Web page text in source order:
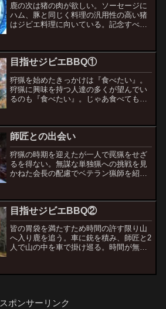
鹿の次は猪の肉が欲しい。ソーセージに
ハム、豚と同じく料理の汎用性の高い猪
はジビエ料理に向いている。記念すべき
目指せジビエBBQ①
狩猟を始めたきっかけは『食べたい』。
狩猟に興味を持つ人達の多くが望んでい
るのも『食べたい』。じゃあ食べてもら
師匠との出会い
狩猟の時期を迎えたが一人で罠猟をせざ
るを得ない。無謀な単独猟への挑戦を見
かねた会長の配慮でベテラン猟師を紹介
目指せジビエBBQ②
皆の胃袋を満たすため時間の許す限り山
へ入り鹿を追う。車に銃を積み、師匠と2
人で山の中を車で掛け巡る。時間が無
スポンサーリンク